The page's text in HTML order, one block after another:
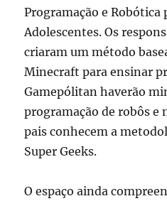
Programação e Robótica
Adolescentes. Os
criaram um método
Minecraft para ensinar
Gamepólitan haverão
programação de robôs e
pais conhecem a
Super Geeks.
O espaço ainda